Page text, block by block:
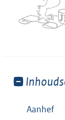
Toon
van:
Aanhef